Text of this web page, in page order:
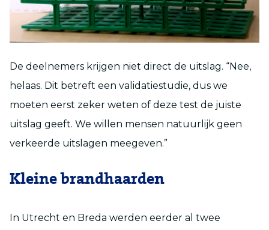
De deelnemers krijgen niet direct de uitslag. “Nee,
helaas. Dit betreft een validatiestudie, dus we
moeten eerst zeker weten of deze test de juiste
uitslag geeft. We willen mensen natuurlijk geen
verkeerde uitslagen meegeven.”
Kleine brandhaarden
In Utrecht en Breda werden eerder al twee